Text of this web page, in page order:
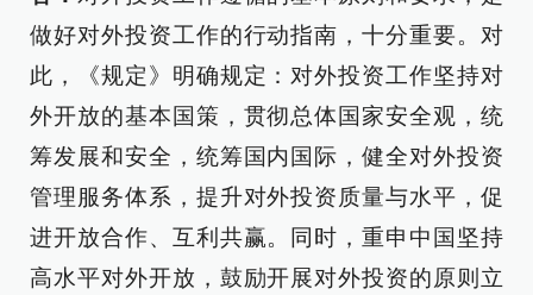
做好对外投资工作的行动指南，十分重要。对
此，《规定》明确规定：对外投资工作坚持对
外开放的基本国策，贯彻总体国家安全观，统
筹发展和安全，统筹国内国际，健全对外投资
管理服务体系，提升对外投资质量与水平，促
进开放合作、互利共赢。同时，重申中国坚持
高水平对外开放，鼓励开展对外投资的原则立